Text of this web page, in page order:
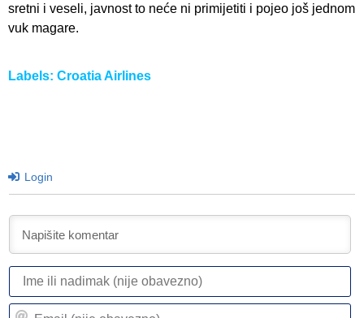
sretni i veseli, javnost to neće ni primijetiti i pojeo još jednom
vuk magare.
Labels: Croatia Airlines
Login